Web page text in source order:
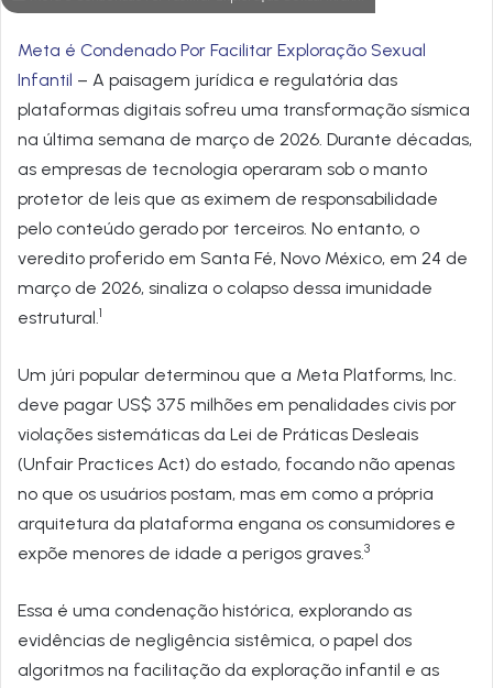
Meta é Condenado Por Facilitar Exploração Sexual
Infantil – A paisagem jurídica e regulatória das
plataformas digitais sofreu uma transformação sísmica
na última semana de março de 2026. Durante décadas,
as empresas de tecnologia operaram sob o manto
protetor de leis que as eximem de responsabilidade
pelo conteúdo gerado por terceiros. No entanto, o
veredito proferido em Santa Fé, Novo México, em 24 de
março de 2026, sinaliza o colapso dessa imunidade
estrutural.1
Um júri popular determinou que a Meta Platforms, Inc.
deve pagar US$ 375 milhões em penalidades civis por
violações sistemáticas da Lei de Práticas Desleais
(Unfair Practices Act) do estado, focando não apenas
no que os usuários postam, mas em como a própria
arquitetura da plataforma engana os consumidores e
expõe menores de idade a perigos graves.3
Essa é uma condenação histórica, explorando as
evidências de negligência sistêmica, o papel dos
algoritmos na facilitação da exploração infantil e as